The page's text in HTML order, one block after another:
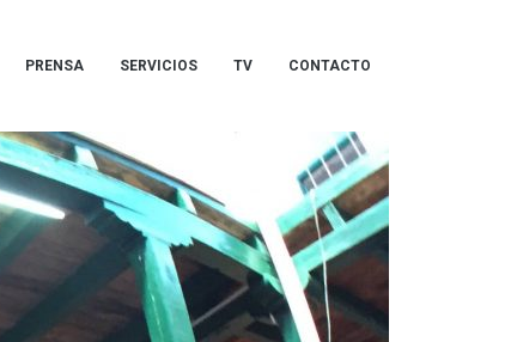
PRENSA SERVICIOS TV CONTACTO